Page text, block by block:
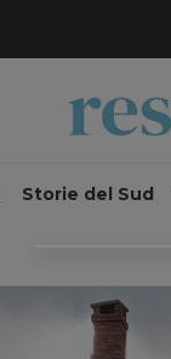
Storie del Sud